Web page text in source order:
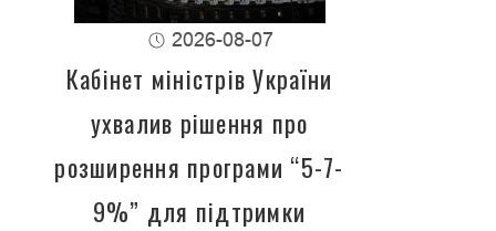
2026-08-07
Кабінет міністрів України
ухвалив рішення про
розширення програми “5-7-
9%” для підтримки